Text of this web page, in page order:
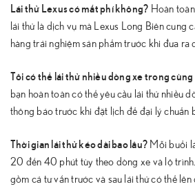
Lái thử Lexus có mất phí không? Hoàn
lái thử là dịch vụ mà Lexus Long Biên cung
hàng trải nghiệm sản phẩm trước khi đưa ra
Tôi có thể lái thử nhiều dòng xe trong
bạn hoàn toàn có thể yêu cầu lái thử nhiều
thông báo trước khi đặt lịch để đại lý chuẩn
Thời gian lái thử kéo dài bao lâu? Mỗi buổi
20 đến 40 phút tùy theo dòng xe và lộ
gồm cả tư vấn trước và sau lái thử có thể lên